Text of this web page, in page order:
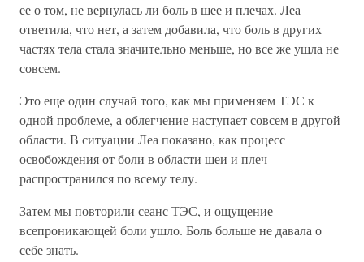
ее о том, не вернулась ли боль в шее и плечах. Леа
ответила, что нет, а затем добавила, что боль в других
частях тела стала значительно меньше, но все же ушла не
совсем.
Это еще один случай того, как мы применяем ТЭС к
одной проблеме, а облегчение наступает совсем в другой
области. В ситуации Леа показано, как процесс
освобождения от боли в области шеи и плеч
распространился по всему телу.
Затем мы повторили сеанс ТЭС, и ощущение
всепроникающей боли ушло. Боль больше не давала о
себе знать.